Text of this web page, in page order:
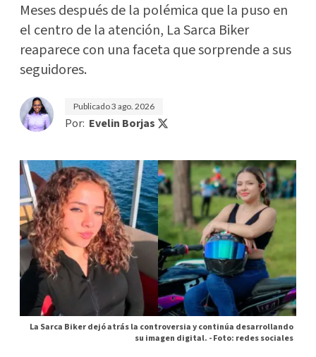
Meses después de la polémica que la puso en
el centro de la atención, La Sarca Biker
reaparece con una faceta que sorprende a sus
seguidores.
Publicado3 ago. 2026
Por: Evelin Borjas
La Sarca Biker dejó atrás la controversia y continúa desarrollando
su imagen digital. -Foto: redes sociales